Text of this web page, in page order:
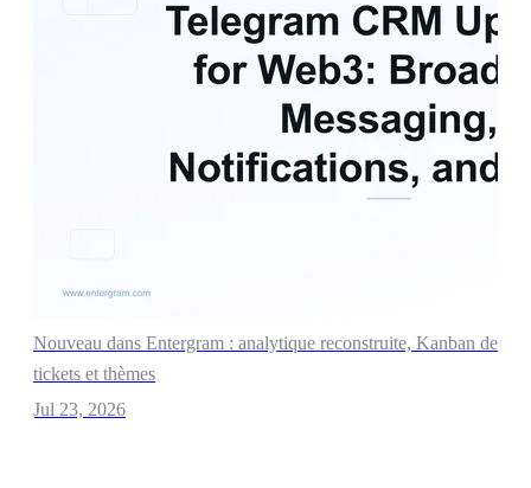
Nouveau dans Entergram : analytique reconstruite, Kanban de
tickets et thèmes
Jul 23, 2026